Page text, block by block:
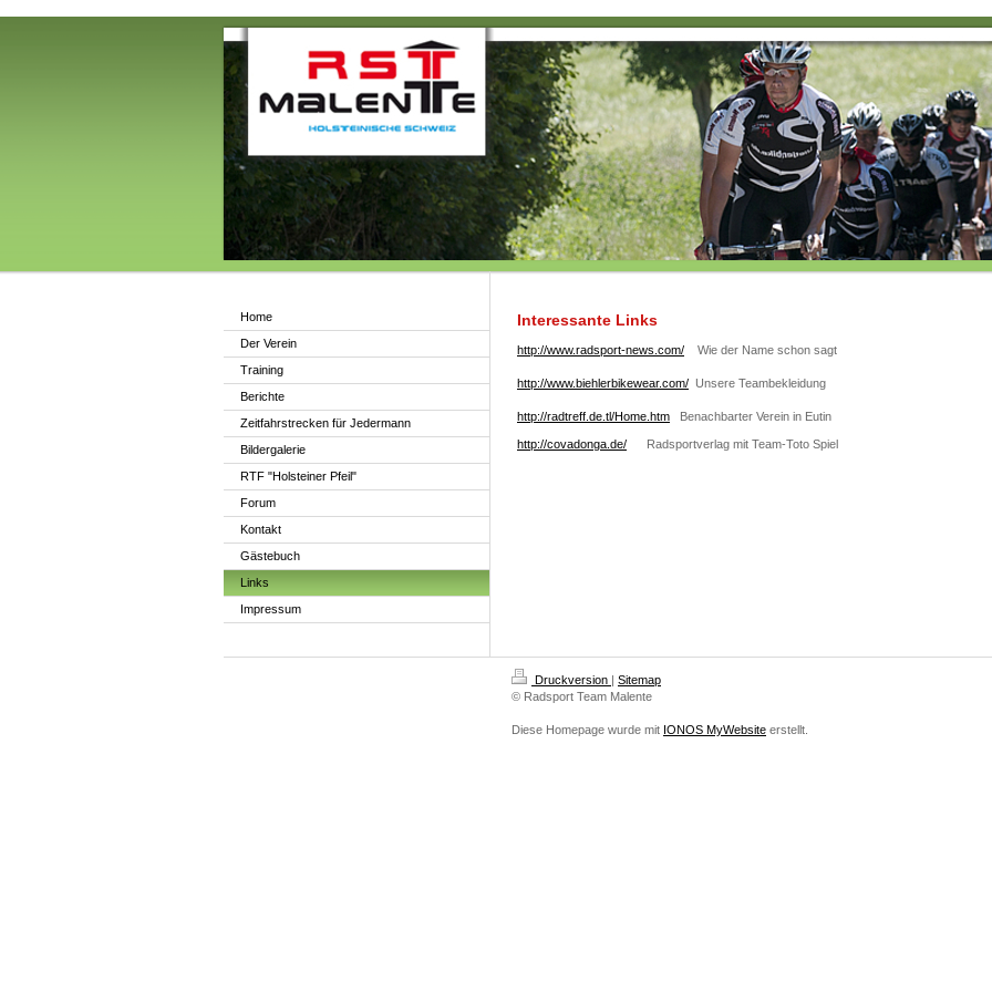
Home
Der Verein
Training
Berichte
Zeitfahrstrecken für Jedermann
Bildergalerie
RTF "Holsteiner Pfeil"
Forum
Kontakt
Gästebuch
Links
Impressum
Interessante Links
http://www.radsport-news.com/ Wie der Name schon sagt
http://www.biehlerbikewear.com/ Unsere Teambekleidung
http://radtreff.de.tl/Home.htm Benachbarter Verein in Eutin
http://covadonga.de/ Radsportverlag mit Team-Toto Spiel
Druckversion | Sitemap
© Radsport Team Malente
Diese Homepage wurde mit IONOS MyWebsite erstellt.